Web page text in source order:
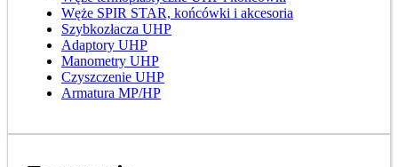
Węże SPIR STAR, końcówki i akcesoria
Szybkozłacza UHP
Adaptory UHP
Manometry UHP
Czyszczenie UHP
Armatura MP/HP